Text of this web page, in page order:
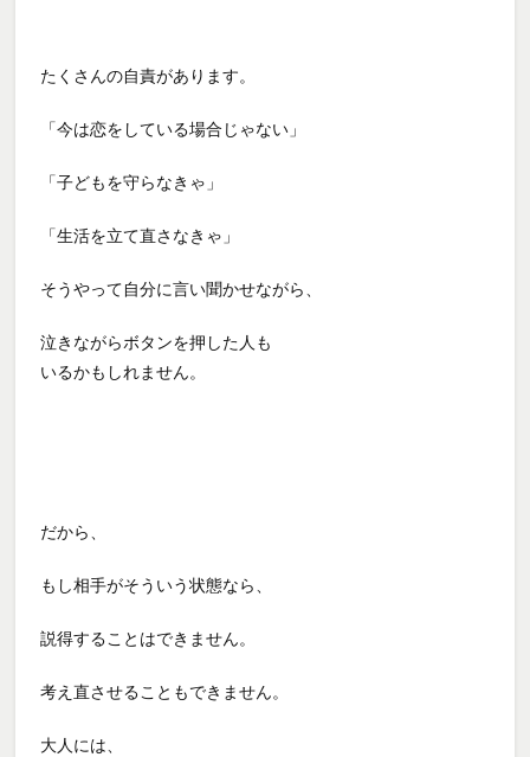
たくさんの自責があります。
「今は恋をしている場合じゃない」
「子どもを守らなきゃ」
「生活を立て直さなきゃ」
そうやって自分に言い聞かせながら、
泣きながらボタンを押した人も
いるかもしれません。
だから、
もし相手がそういう状態なら、
説得することはできません。
考え直させることもできません。
大人には、